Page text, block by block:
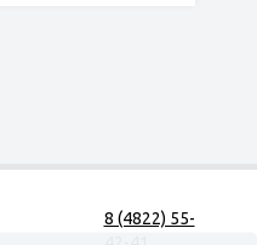
8 (4822) 55-